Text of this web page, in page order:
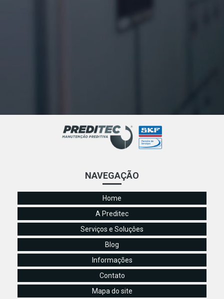
e melhorar a manutenção elétrica
Termografia Elétrica: A Chave para Melhorar a Eficiência
Energética Empresarial
Termografia Elétrica: Evite Falhas e Maximize a Eficiência
Termografia Elétrica: Inove a Manutenção Preventiva da
Termografia Elétrica: Melhore a Manutenção de
Equipamentos e Previna Falhas Prematuras
Termografia Elétrica: Otimize a Eficiência e Segurança do
Termografia Elétrica: Otimize a Manutenção de Sistemas e
Termografia Elétrica: Otimize a Manutenção Preventiva da
NAVEGAÇÃO
Home
A Preditec
Serviços e Soluçôes
Blog
Informações
Contato
Mapa do site